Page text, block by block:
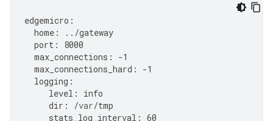
edgemicro :
home : ../gateway
port :
8000
max_connections : -1
max_connections_hard : -1
logging :
level :
info
dir : /var/tmp
stats_log_interval : 60